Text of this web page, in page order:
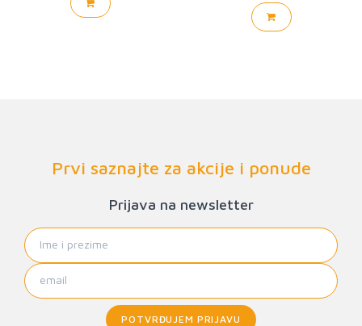
Prvi saznajte za akcije i ponude
Prijava na newsletter
POTVRĐUJEM PRIJAVU